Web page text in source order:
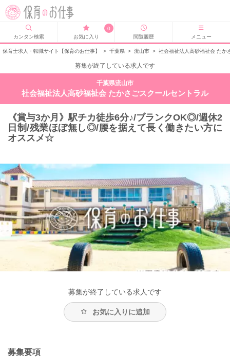
カンタン検索
0
お気に入り
閲覧履歴 メニュー
保育士求人・転職サイト【保育のお仕事】 > 千葉県 > 流山市 > 社会福祉法人高砂福祉会 たか
募集が終了している求人です
千葉県流山市
社会福祉法人高砂福祉会 たかさごスクールセントラル
《賞与3か月》駅チカ徒歩6分♪/ブランクOK◎/週休2
日制/残業ほぼ無し◎/腰を据えて長く働きたい方に
オススメ☆
募集が終了している求人です
お気に入りに追加
募集要項